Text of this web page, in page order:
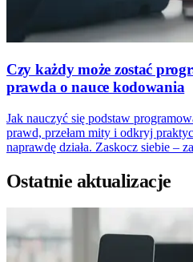
Czy każdy może zostać
prawda o nauce kodowania
Jak nauczyć się podstaw
prawd, przełam mity i odkryj
naprawdę działa. Zaskocz siebie –
Ostatnie aktualizacje